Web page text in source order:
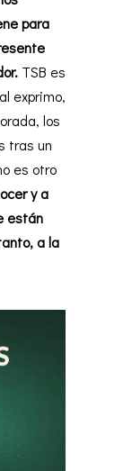
para
TSB es
exprimo,
los
tras un
es otro
y a
están
a la